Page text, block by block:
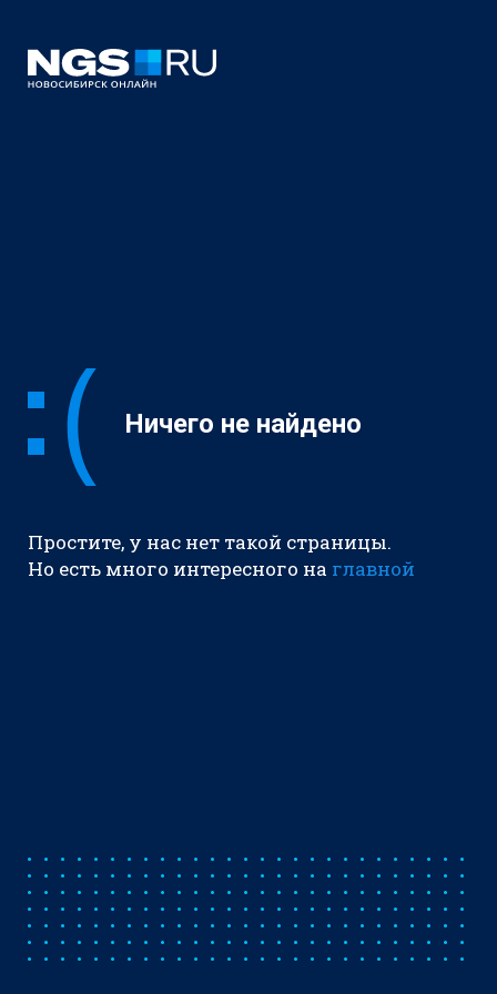
Ничего не найдено
Простите, у нас нет такой страницы.
Но есть много интересного на главной